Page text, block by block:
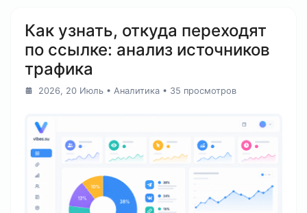
Как узнать, откуда переходят
по ссылке: анализ источников
трафика
2026, 20 Июль • Аналитика • 35 просмотров